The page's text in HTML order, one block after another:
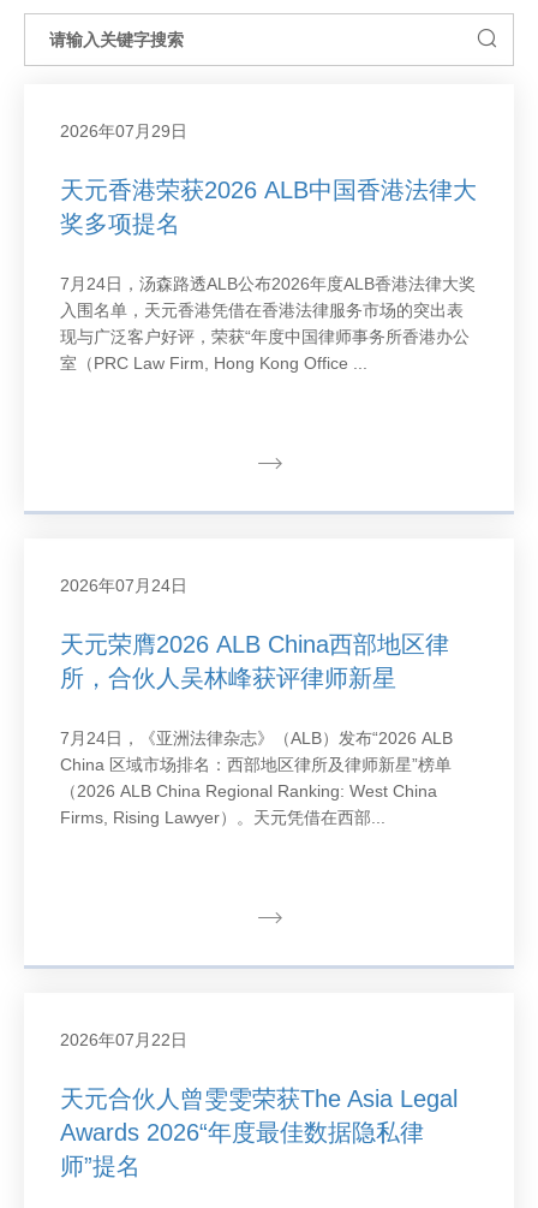
2026年07月29日
天元香港荣获2026 ALB中国香港法律大
奖多项提名
7月24日，汤森路透ALB公布2026年度ALB香港法律大奖
入围名单，天元香港凭借在香港法律服务市场的突出表
现与广泛客户好评，荣获“年度中国律师事务所香港办公
室（PRC Law Firm, Hong Kong Office ...
2026年07月24日
天元荣膺2026 ALB China西部地区律
所，合伙人吴林峰获评律师新星
7月24日，《亚洲法律杂志》（ALB）发布“2026 ALB
China 区域市场排名：西部地区律所及律师新星”榜单
（2026 ALB China Regional Ranking: West China
Firms, Rising Lawyer）。天元凭借在西部...
2026年07月22日
天元合伙人曾雯雯荣获The Asia Legal
Awards 2026“年度最佳数据隐私律
师”提名